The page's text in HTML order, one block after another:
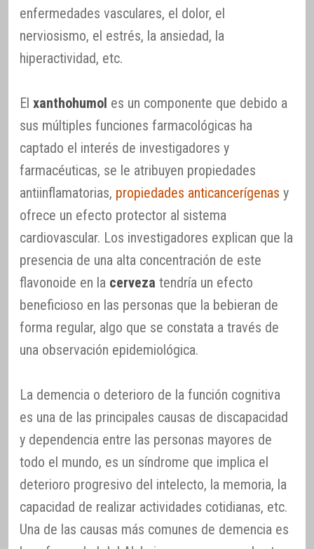
enfermedades vasculares, el dolor, el
nerviosismo, el estrés, la ansiedad, la
hiperactividad, etc.
El xanthohumol es un componente que debido a
sus múltiples funciones farmacológicas ha
captado el interés de investigadores y
farmacéuticas, se le atribuyen propiedades
antiinflamatorias, propiedades anticancerígenas y
ofrece un efecto protector al sistema
cardiovascular. Los investigadores explican que la
presencia de una alta concentración de este
flavonoide en la cerveza tendría un efecto
beneficioso en las personas que la bebieran de
forma regular, algo que se constata a través de
una observación epidemiológica.
La demencia o deterioro de la función cognitiva
es una de las principales causas de discapacidad
y dependencia entre las personas mayores de
todo el mundo, es un síndrome que implica el
deterioro progresivo del intelecto, la memoria, la
capacidad de realizar actividades cotidianas, etc.
Una de las causas más comunes de demencia es